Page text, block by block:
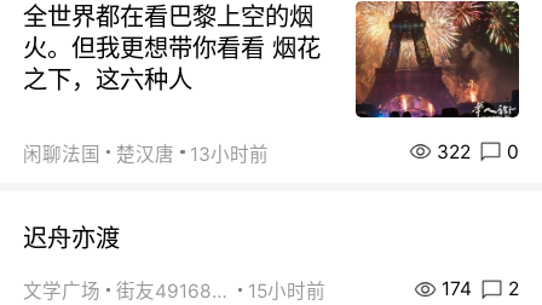
全世界都在看巴黎上空的烟
火。但我更想带你看看 烟花
之下，这六种人
闲聊法国 楚汉唐 13小时前 322 0
迟舟亦渡
文学广场 街友49168527 15小时前 174 2